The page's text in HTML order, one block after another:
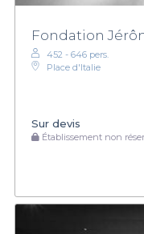
Fondation
452 - 646 pers.
Place d'Italie
Sur devis
Établissement non